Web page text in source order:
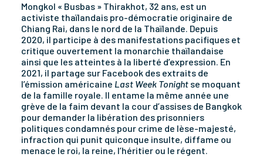
Mongkol « Busbas » Thirakhot, 32 ans, est un
activiste thaïlandais pro-démocratie originaire de
Chiang Rai, dans le nord de la Thaïlande. Depuis
2020, il participe à des manifestations pacifiques et
critique ouvertement la monarchie thaïlandaise
ainsi que les atteintes à la liberté d’expression. En
2021, il partage sur Facebook des extraits de
l’émission américaine Last Week Tonight se moquant
de la famille royale. Il entame la même année une
grève de la faim devant la cour d’assises de Bangkok
pour demander la libération des prisonniers
politiques condamnés pour crime de lèse-majesté,
infraction qui punit quiconque insulte, diffame ou
menace le roi, la reine, l’héritier ou le régent.